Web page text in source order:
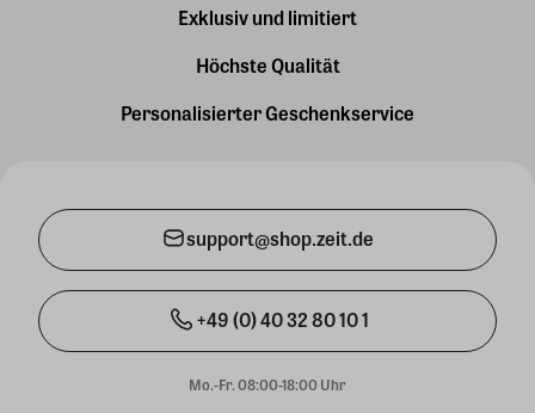
Exklusiv und limitiert
Höchste Qualität
Personalisierter Geschenkservice
support@shop.zeit.de
+49 (0) 40 32 80 10 1
Mo.-Fr. 08:00-18:00 Uhr